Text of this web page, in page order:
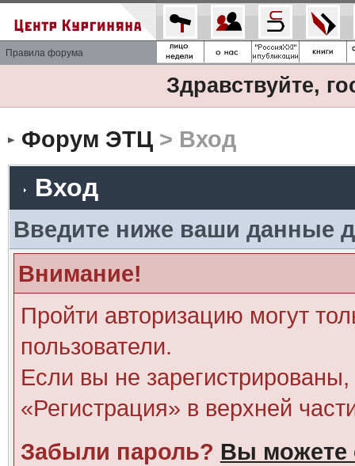
Правила форума
Здравствуйте,
Форум ЭТЦ> Вход
Вход
Введите ниже ваши данные
Внимание!
Пройти авторизацию могут
пользователи.
Если вы не
«Регистрация» в верхней
Забыли пароль? Вы можете